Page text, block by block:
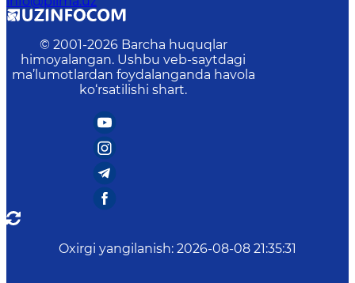
© 2001-2026 Barcha huquqlar
himoyalangan. Ushbu veb-saytdagi
ma’lumotlardan foydalanganda havola
ko‘rsatilishi shart.
Oxirgi yangilanish: 2026-08-08 21:35:31